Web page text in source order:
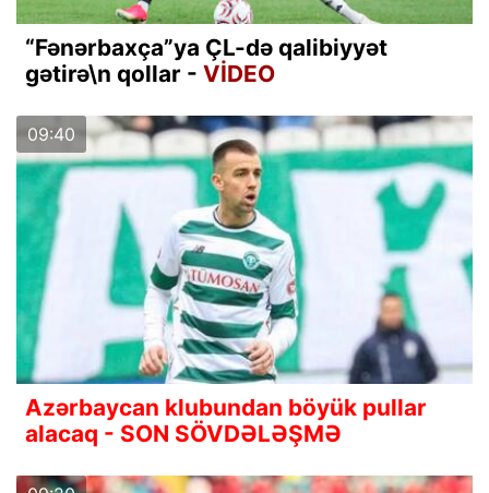
“Fənərbaxça”ya ÇL-də qalibiyyət
gətirə\n qollar - VİDEO
09:40
Azərbaycan klubundan böyük pullar
alacaq - SON SÖVDƏLƏŞMƏ